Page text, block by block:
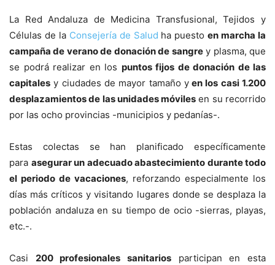
La Red Andaluza de Medicina Transfusional, Tejidos y
Células de la Consejería de Salud ha puestoen marcha la
campaña de verano de donación de sangrey plasma, que
se podrá realizar en los puntos fijos de donación de las
capitales y ciudades de mayor tamaño yen los casi 1.200
desplazamientos de las unidades móviles en su recorrido
por las ocho provincias -municipios y pedanías-.
Estas colectas se han planificado específicamente
para asegurar un adecuado abastecimiento durante todo
el periodo de vacaciones, reforzando especialmente los
días más críticos y visitando lugares donde se desplaza la
población andaluza en su tiempo de ocio -sierras, playas,
etc.-.
Casi 200 profesionales sanitarios participan en esta